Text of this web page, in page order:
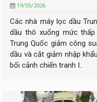
19/05/2026
Các nhà máy lọc dầu
dầu thô xuống mức
Trung Quốc giảm công
dầu và cắt giảm nhập
bối cảnh chiến tranh I..